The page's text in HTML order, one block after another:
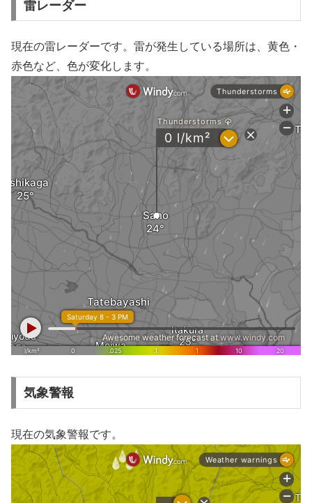
雷レーダー
現在の雷レーダーです。雷が発生している場所は、黄色・
赤色など、色が変化します。
気象警報
現在の気象警報です。